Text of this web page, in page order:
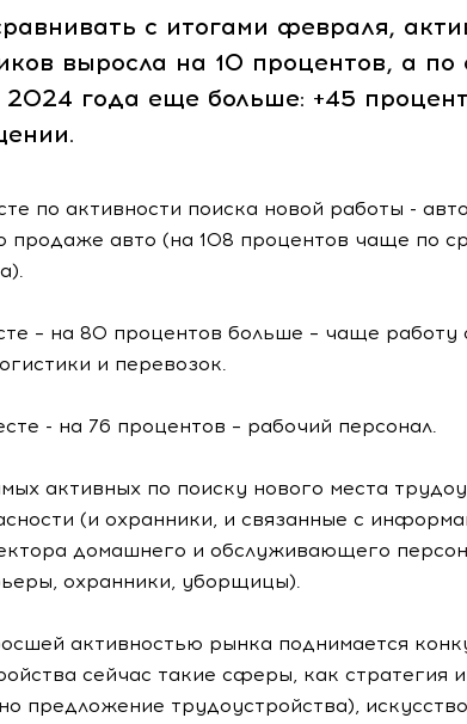
с итогами февраля,
выросла на 10 процентов, а по
года еще больше: +45
по активности поиска новой работы -
продаже авто (на 108 процентов чаще по
– на 80 процентов больше – чаще работу
и перевозок.
- на 76 процентов – рабочий персонал.
активных по поиску нового места
(и охранники, и связанные с
домашнего и обслуживающего
охранники, уборщицы).
активностью рынка поднимается
сейчас такие сферы, как стратегия
предложение трудоустройства),